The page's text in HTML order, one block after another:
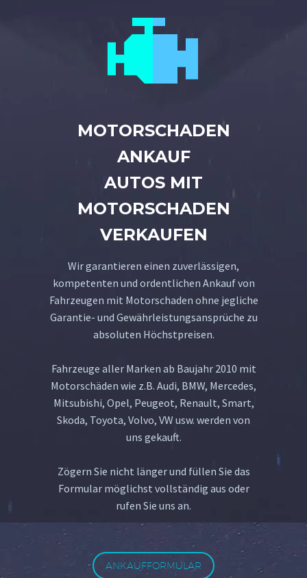


MOTORSCHADEN
ANKAUF
AUTOS MIT
MOTORSCHADEN
VERKAUFEN
Wir garantieren einen zuverlässigen,
kompetenten und ordentlichen Ankauf von
Fahrzeugen mit Motorschaden ohne jegliche
Garantie- und Gewährleistungsansprüche zu
absoluten Höchstpreisen.
Fahrzeuge aller Marken ab Baujahr 2010 mit
Motorschäden wie z.B. Audi, BMW, Mercedes,
Mitsubishi, Opel, Peugeot, Renault, Smart,
Skoda, Toyota, Volvo, VW usw. werden von
uns gekauft.
Zögern Sie nicht länger und füllen Sie das
Formular möglichst vollständig aus oder
rufen Sie uns an.
ANKAUFFORMULAR